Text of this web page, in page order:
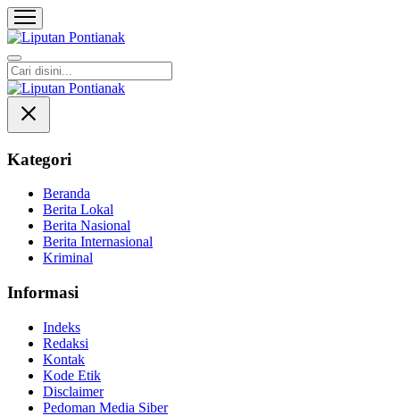
Liputan Pontianak
Berita Terkini dan TerUpdate
Kategori
Beranda
Berita Lokal
Berita Nasional
Berita Internasional
Kriminal
Informasi
Indeks
Redaksi
Kontak
Kode Etik
Disclaimer
Pedoman Media Siber